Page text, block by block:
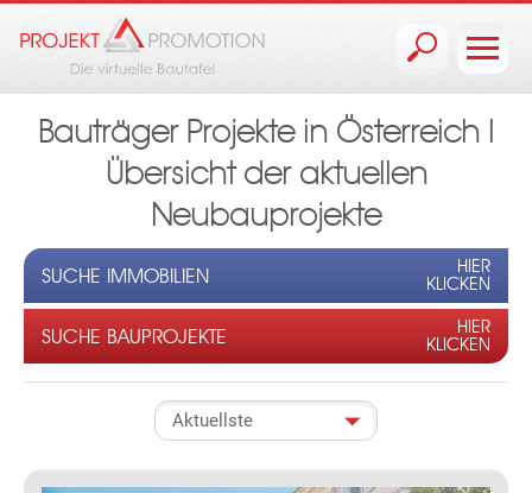
Bauträger Projekte in Österreich I
Übersicht der aktuellen
Neubauprojekte
SUCHE IMMOBILIEN
HIER
KLICKEN
SUCHE BAUPROJEKTE
HIER
KLICKEN